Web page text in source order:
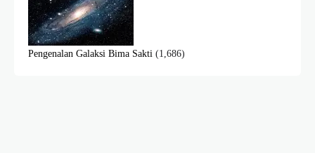
Pengenalan Galaksi Bima Sakti (1,686)